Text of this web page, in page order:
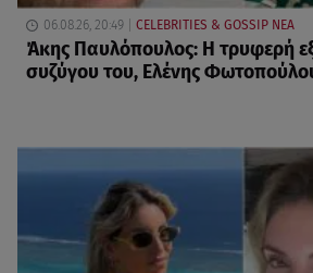
06.08.26, 20:49 CELEBRITIES & GOSSIP ΝΕΑ
Άκης Παυλόπουλος: Η τρυφερή
συζύγου του, Ελένης